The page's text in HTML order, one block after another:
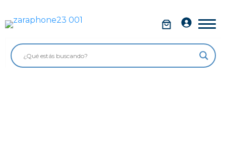
contenidoMóviles
Impolutos